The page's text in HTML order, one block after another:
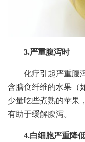
3.严重腹泻时
化疗引起严重腹
含膳食纤维的水果（
少量吃些煮熟的苹果
有助于缓解腹泻。
4.白细胞严重降